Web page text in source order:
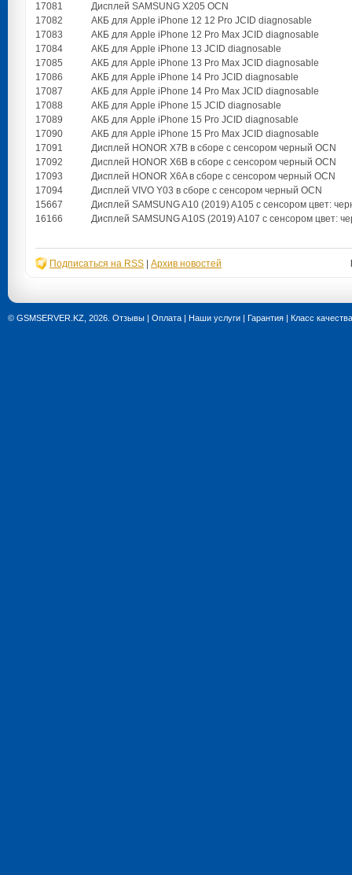
17081
Дисплей SAMSUNG X205 OCN
17082
АКБ для Apple iPhone 12 12 Pro JCID diagnosable
17083
АКБ для Apple iPhone 12 Pro Max JCID diagnosable
17084
АКБ для Apple iPhone 13 JCID diagnosable
17085
АКБ для Apple iPhone 13 Pro Max JCID diagnosable
17086
АКБ для Apple iPhone 14 Pro JCID diagnosable
17087
АКБ для Apple iPhone 14 Pro Max JCID diagnosable
17088
АКБ для Apple iPhone 15 JCID diagnosable
17089
АКБ для Apple iPhone 15 Pro JCID diagnosable
17090
АКБ для Apple iPhone 15 Pro Max JCID diagnosable
17091
Дисплей HONOR X7B в сборе с сенсором черный OCN
17092
Дисплей HONOR X6B в сборе с сенсором черный OCN
17093
Дисплей HONOR X6A в сборе с сенсором черный OCN
17094
Дисплей VIVO Y03 в сборе с сенсором черный OCN
15667
Дисплей SAMSUNG A10 (2019) A105 с сенсором цвет:
16166
Дисплей SAMSUNG A10S (2019) A107 с сенсором цвет:
Подписаться на RSS Архив новостей
© GSMSERVER.KZ, 2026. Отзывы | Оплата | Наши услуги | Гарантия | Класс качества